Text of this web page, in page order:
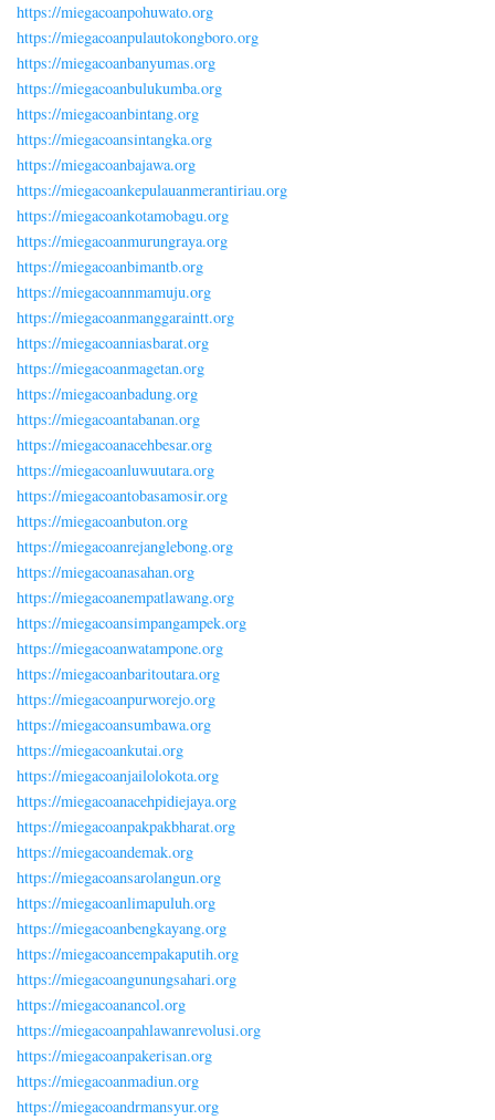
https://miegacoanpohuwato.org
https://miegacoanpulautokongboro.org
https://miegacoanbanyumas.org
https://miegacoanbulukumba.org
https://miegacoanbintang.org
https://miegacoansintangka.org
https://miegacoanbajawa.org
https://miegacoankepulauanmerantiriau.org
https://miegacoankotamobagu.org
https://miegacoanmurungraya.org
https://miegacoanbimantb.org
https://miegacoannmamuju.org
https://miegacoanmanggaraintt.org
https://miegacoanniasbarat.org
https://miegacoanmagetan.org
https://miegacoanbadung.org
https://miegacoantabanan.org
https://miegacoanacehbesar.org
https://miegacoanluwuutara.org
https://miegacoantobasamosir.org
https://miegacoanbuton.org
https://miegacoanrejanglebong.org
https://miegacoanasahan.org
https://miegacoanempatlawang.org
https://miegacoansimpangampek.org
https://miegacoanwatampone.org
https://miegacoanbaritoutara.org
https://miegacoanpurworejo.org
https://miegacoansumbawa.org
https://miegacoankutai.org
https://miegacoanjailolokota.org
https://miegacoanacehpidiejaya.org
https://miegacoanpakpakbharat.org
https://miegacoandemak.org
https://miegacoansarolangun.org
https://miegacoanlimapuluh.org
https://miegacoanbengkayang.org
https://miegacoancempakaputih.org
https://miegacoangunungsahari.org
https://miegacoanancol.org
https://miegacoanpahlawanrevolusi.org
https://miegacoanpakerisan.org
https://miegacoanmadiun.org
https://miegacoandrmansyur.org